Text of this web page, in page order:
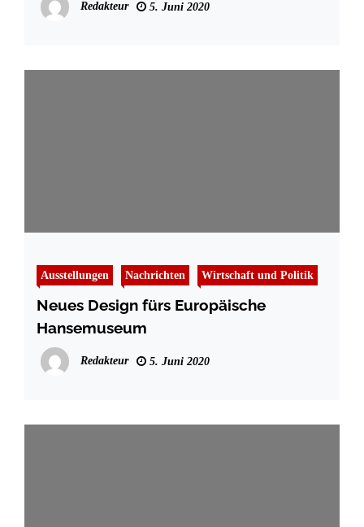
Redakteur 5. Juni 2020
Ausstellungen Nachrichten Wirtschaft und Politik
Neues Design fürs Europäische
Hansemuseum
Redakteur 5. Juni 2020